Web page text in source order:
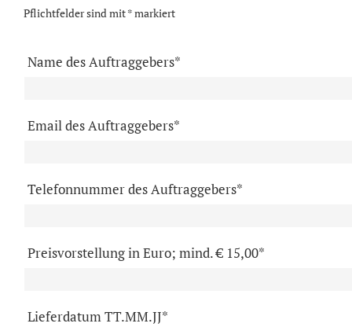
Pflichtfelder sind mit * markiert
Name des Auftraggebers*
Email des Auftraggebers*
Telefonnummer des Auftraggebers*
Preisvorstellung in Euro; mind. € 15,00*
Lieferdatum TT.MM.JJ*